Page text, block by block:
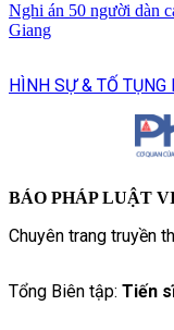
Nghi án 50 người dàn
Giang
HÌNH SỰ & TỐ TỤNG
BÁO PHÁP LUẬT
Chuyên trang truyền
Tổng Biên tập: Tiến